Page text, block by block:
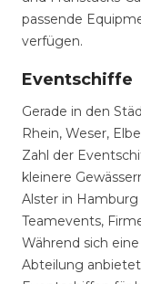
passende
verfügen.
Eventschiffe
Gerade in den
Rhein, Weser,
Zahl der
kleinere
Alster in
Teamevents,
Während sich
Abteilung